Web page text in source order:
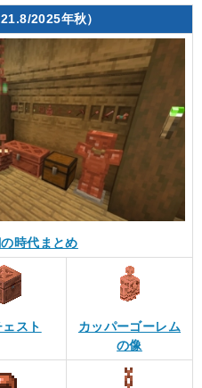
2025年秋）
時代まとめ
スト
カッパーゴーレム
の像